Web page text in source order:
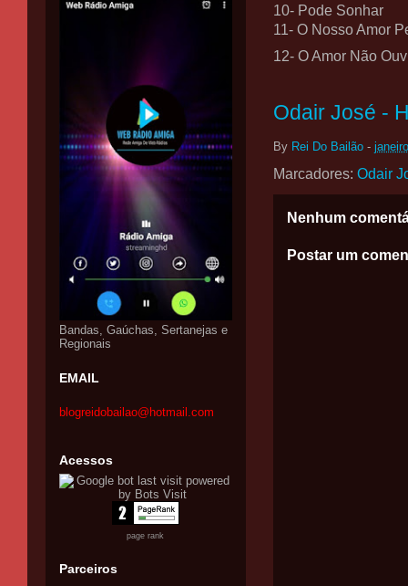
10- Pode Sonhar
11- O Nosso Amor
12- O Amor Não
Odair José -
By Rei Do Bailão -
Marcadores: Odair
Nenhum
Postar um
Bandas, Gaúchas, Sertanejas e
Regionais
EMAIL
blogreidobailao@hotmail.com
Acessos
page rank
Parceiros